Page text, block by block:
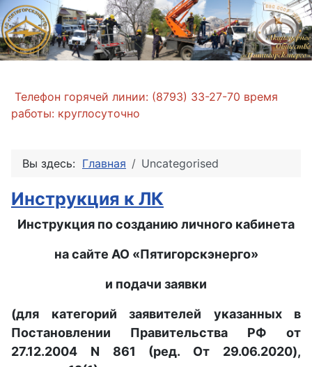
Телефон горячей линии: (8793) 33-27-70 время
работы: круглосуточно
Вы здесь: Главная Uncategorised
Инструкция к ЛК
Инструкция по созданию личного кабинета
на сайте АО «Пятигорскэнерго»
и подачи заявки
(для категорий заявителей указанных в
Постановлении Правительства РФ от
27.12.2004 N 861 (ред. От 29.06.2020),